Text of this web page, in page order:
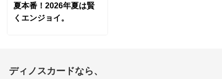
赤い生地の二人掛けソファを新調しました
夏本番！2026年夏は賢
くエンジョイ。
ディノスカードなら、